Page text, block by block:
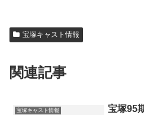
宝塚キャスト情報
関連記事
宝塚キャスト情報
宝塚95